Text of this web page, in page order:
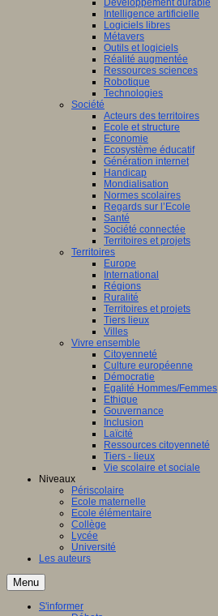
Développement durable
Intelligence artificielle
Logiciels libres
Métavers
Outils et logiciels
Réalité augmentée
Ressources sciences
Robotique
Technologies
Société
Acteurs des territoires
Ecole et structure
Economie
Ecosystème éducatif
Génération internet
Handicap
Mondialisation
Normes scolaires
Regards sur l’Ecole
Santé
Société connectée
Territoires et projets
Territoires
Europe
International
Régions
Ruralité
Territoires et projets
Tiers lieux
Villes
Vivre ensemble
Citoyenneté
Culture européenne
Démocratie
Egalité Hommes/Femmes
Ethique
Gouvernance
Inclusion
Laïcité
Ressources citoyenneté
Tiers - lieux
Vie scolaire et sociale
Niveaux
Périscolaire
Ecole maternelle
Ecole élémentaire
Collège
Lycée
Université
Les auteurs
Menu
S'informer